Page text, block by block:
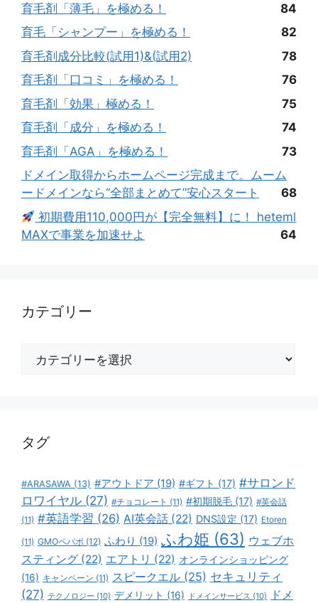
育毛剤「薄毛」を極める！
84
育毛「シャンプー」を極める！
82
育毛剤成分比較(試用1)&(試用2)
78
育毛剤「口コミ」を極める！
76
育毛剤「効果」極める！
75
育毛剤「成分」を極める！
74
育毛剤「AGA」を極める！
73
ドメイン取得からホームページ完成まで。ムーム
ードメインなら“全部まとめて”安心スタート
68
初期費用110,000円が【完全無料】に！ heteml
MAXで事業を加速せよ
64
カテゴリー
タグ
#ARASAWA (13) #アウトドア (19) #ギフト (17) #サロンド
ロワイヤル (27) #チョコレート (11) #初期脱毛 (17) #英会話
(11) #英語学習 (26) AI英会話 (22) DNS設定 (17) Etoren
(11) GMOペパボ (12) ふわり (19) ふわ姫 (63) ウェブホ
スティング (22) エアトリ (22) オンラインショッピング
(16) キャンペーン (11) スピークエル (25) セキュリティ
(27) テクノロジー (10) デメリット (16) ドメインサービス (10)
ドメ